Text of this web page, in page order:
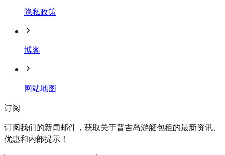
隐私政策
博客
网站地图
订阅
订阅我们的新闻邮件，获取关于普吉岛游艇包租的最新资讯、
优惠和内部提示！